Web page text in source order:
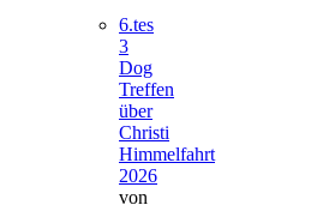
6.tes
3
Dog
Treffen
über
Christi
Himmelfahrt
2026
von